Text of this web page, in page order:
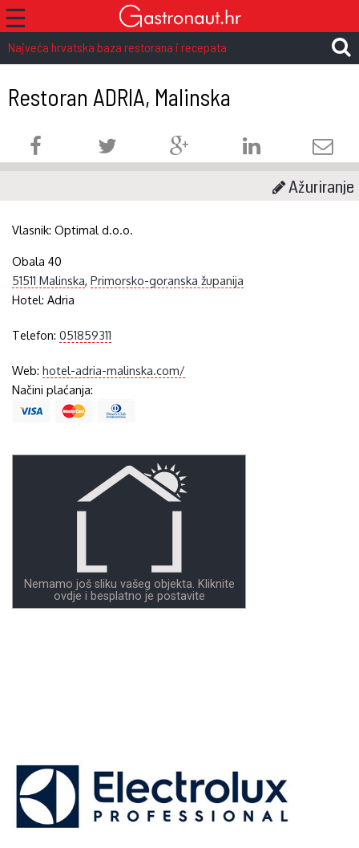
☰
Najveća hrvatska baza restorana i recepata
Restoran ADRIA, Malinska
Ažuriranje
Vlasnik:Optimal d.o.o.
Obala 40
51511 Malinska,Primorsko-goranska županija
Hotel:Adria
Telefon:051859311
Web:hotel-adria-malinska.com/
Načini plaćanja:
Nemamo još sliku vašeg objekta. Kliknite
ovdje i besplatno je postavite